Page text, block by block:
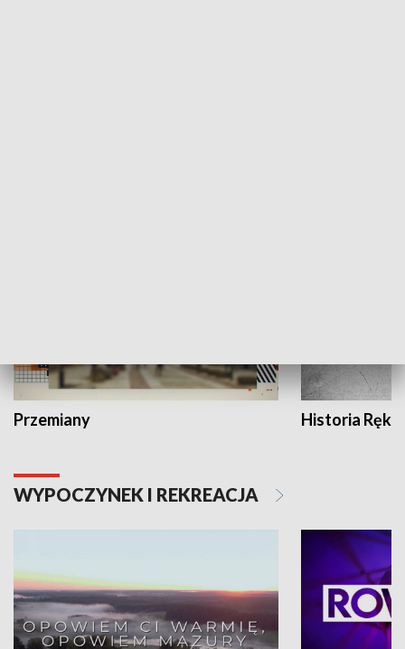
Przemiany Historia Ręką
WYPOCZYNEK I REKREACJA